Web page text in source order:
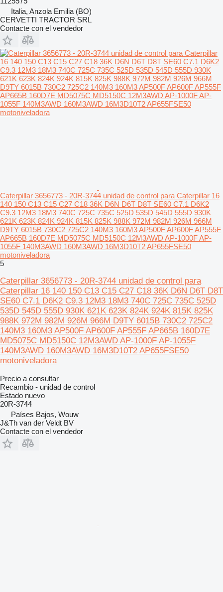
Italia, Anzola Emilia (BO)
CERVETTI TRACTOR SRL
Contacte con el vendedor
Caterpillar 3656773 - 20R-3744 unidad de control para Caterpillar 16
140 150 C13 C15 C27 C18 36K D6N D6T D8T SE60 C7.1 D6K2
C9.3 12M3 18M3 740C 725C 735C 525D 535D 545D 555D 930K
621K 623K 824K 924K 815K 825K 988K 972M 982M 926M 966M
D9TY 6015B 730C2 725C2 140M3 160M3 AP500F AP600F AP555F
AP665B 160D7E MD5075C MD5150C 12M3AWD AP-1000F AP-
1055F 140M3AWD 160M3AWD 16M3D10T2 AP655FSE50
motoniveladora
5
Caterpillar 3656773 - 20R-3744 unidad de control para
Caterpillar 16 140 150 C13 C15 C27 C18 36K D6N D6T D8T
SE60 C7.1 D6K2 C9.3 12M3 18M3 740C 725C 735C 525D
535D 545D 555D 930K 621K 623K 824K 924K 815K 825K
988K 972M 982M 926M 966M D9TY 6015B 730C2 725C2
140M3 160M3 AP500F AP600F AP555F AP665B 160D7E
MD5075C MD5150C 12M3AWD AP-1000F AP-1055F
140M3AWD 160M3AWD 16M3D10T2 AP655FSE50
motoniveladora
Precio a consultar
Recambio - unidad de control
Estado nuevo
20R-3744
Países Bajos, Wouw
J&Th van der Veldt BV
Contacte con el vendedor